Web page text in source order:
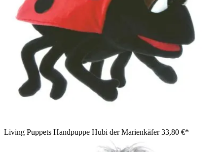
Living Puppets Handpuppe Hubi der Marienkäfer33,80 €*